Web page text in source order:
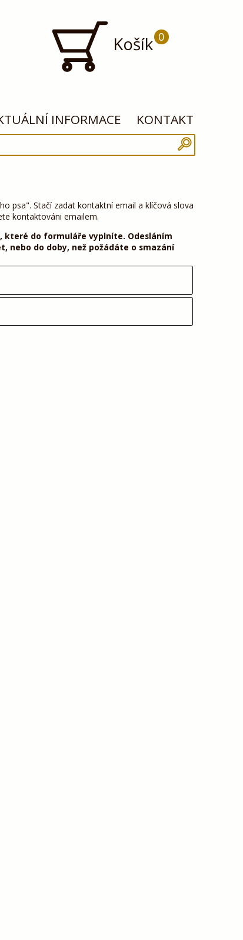
Košík 0
INFORMACE KONTAKT
psa". Stačí zadat kontaktní email a klíčová slova
kontaktováni emailem.
které do formuláře vyplníte. Odesláním
nebo do doby, než požádáte o smazání